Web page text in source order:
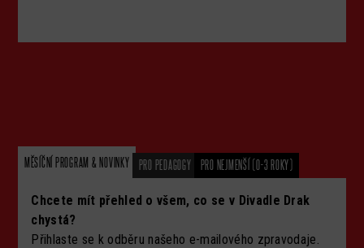
MĚSÍČNÍ PROGRAM & NOVINKY PRO PEDAGOGY PRO NEJMENŠÍ (0-3 ROKY)
Chcete mít přehled o všem, co se v Divadle Drak
chystá?
Přihlaste se k odběru našeho e-mailového zpravodaje.